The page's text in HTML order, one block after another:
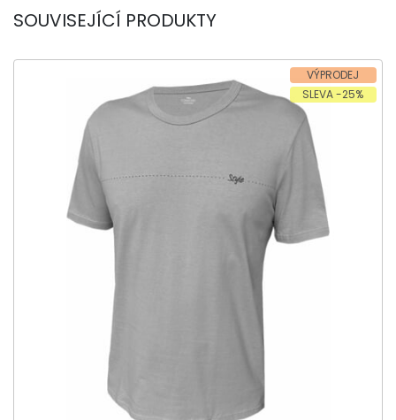
SOUVISEJÍCÍ PRODUKTY
VÝPRODEJ
SLEVA -25%